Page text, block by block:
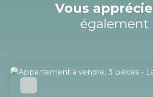
Vous
également